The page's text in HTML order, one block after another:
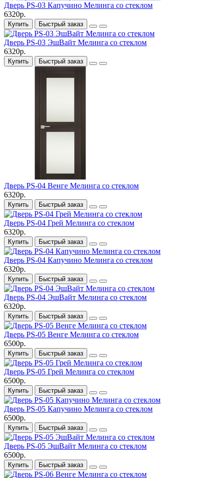
Дверь PS-03 Капучино Мелинга со стеклом
6320р.
Купить Быстрый заказ
Дверь PS-03 ЭшВайт Мелинга со стеклом
6320р.
Купить Быстрый заказ
Дверь PS-04 Венге Мелинга со стеклом
6320р.
Купить Быстрый заказ
Дверь PS-04 Грей Мелинга со стеклом
6320р.
Купить Быстрый заказ
Дверь PS-04 Капучино Мелинга со стеклом
6320р.
Купить Быстрый заказ
Дверь PS-04 ЭшВайт Мелинга со стеклом
6320р.
Купить Быстрый заказ
Дверь PS-05 Венге Мелинга со стеклом
6500р.
Купить Быстрый заказ
Дверь PS-05 Грей Мелинга со стеклом
6500р.
Купить Быстрый заказ
Дверь PS-05 Капучино Мелинга со стеклом
6500р.
Купить Быстрый заказ
Дверь PS-05 ЭшВайт Мелинга со стеклом
6500р.
Купить Быстрый заказ